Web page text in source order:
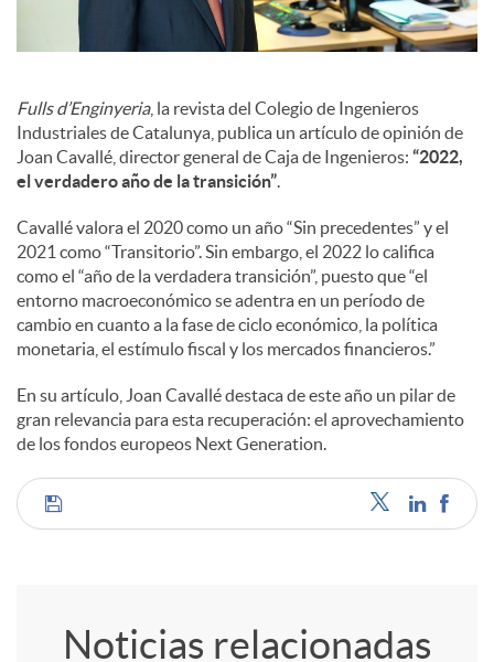
c
i
a
l
e
s
Fulls d’Enginyeria, la revista del Colegio de Ingenieros
Industriales de Catalunya, publica un artículo de opinión de
Joan Cavallé, director general de Caja de Ingenieros: “2022,
el verdadero año de la transición”.
Cavallé valora el 2020 como un año “Sin precedentes” y el
2021 como “Transitorio”. Sin embargo, el 2022 lo califica
como el “año de la verdadera transición”, puesto que “el
entorno macroeconómico se adentra en un período de
cambio en cuanto a la fase de ciclo económico, la política
monetaria, el estímulo fiscal y los mercados financieros.”
En su artículo, Joan Cavallé destaca de este año un pilar de
gran relevancia para esta recuperación: el aprovechamiento
de los fondos europeos Next Generation.
C
Noticias relacionadas